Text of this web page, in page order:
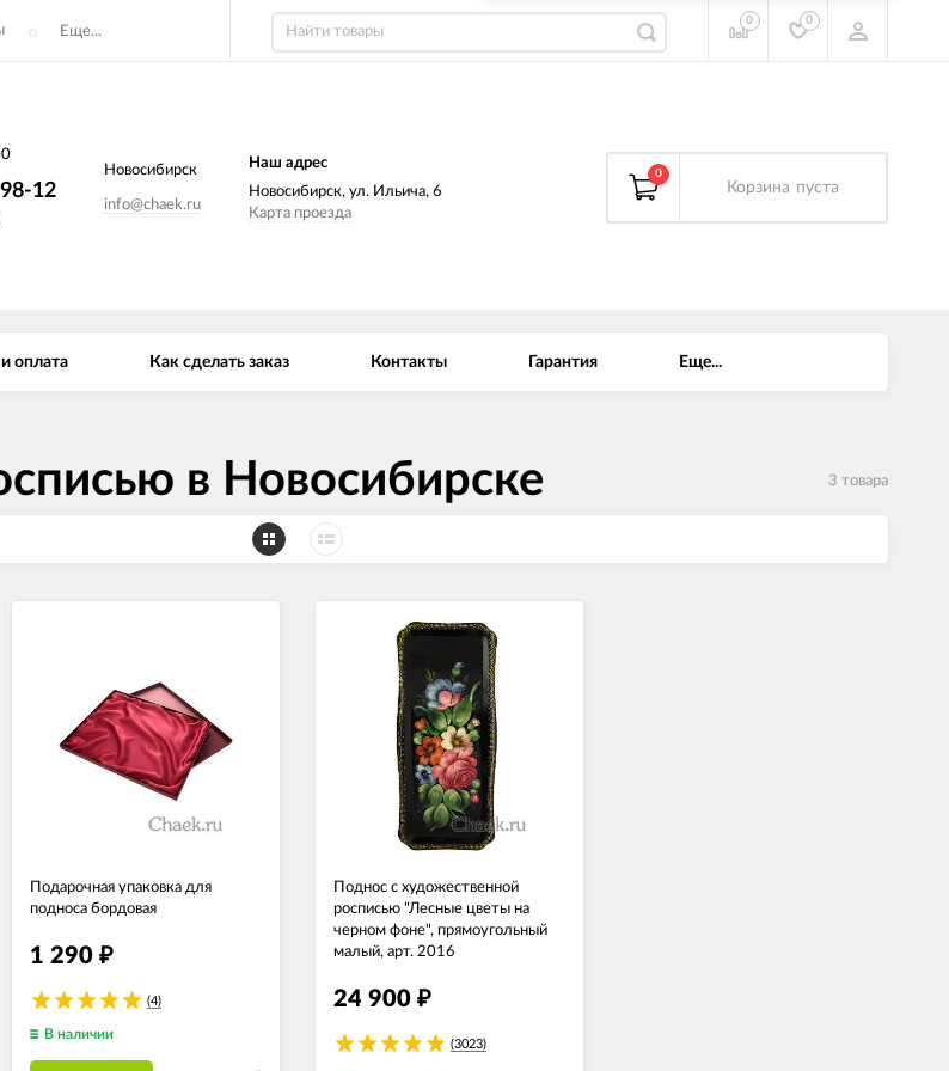
Еще...
0 0
12
Новосибирск
info@chaek.ru
Наш адрес
Новосибирск, ул. Ильича, 6
Карта проезда
0
Корзина пуста
оплата Как сделать заказ Контакты Гарантия Еще...
в Новосибирске 3 товара
Подарочная упаковка для
подноса бордовая
1 290 ₽
(4)
В наличии
Поднос с художественной
росписью "Лесные цветы на
черном фоне", прямоугольный
малый, арт. 2016
24 900 ₽
(3023)